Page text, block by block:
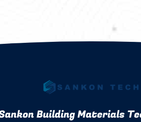
Building Materials